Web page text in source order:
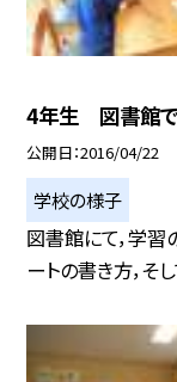
4年生 図書館で
公開日 2016/04/22
学校の様子
図書館にて，学習
ートの書き方，そ